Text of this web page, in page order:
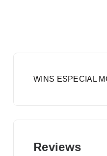
WINS ESPECIAL
Reviews